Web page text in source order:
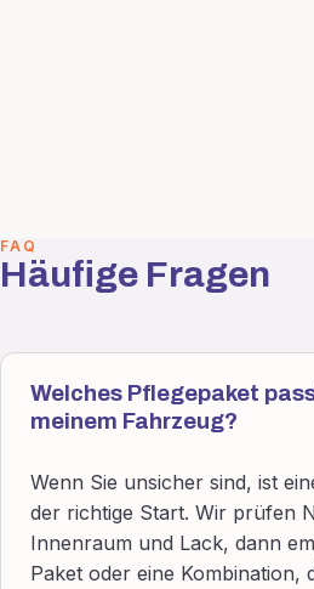
FAQ
Häufige Fragen
Welches Pflegepaket
meinem Fahrzeug?
Wenn Sie unsicher sind, ist
der richtige Start. Wir prüfen
Innenraum und Lack, dann
Paket oder eine Kombination,